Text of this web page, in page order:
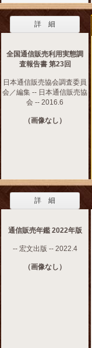
詳 細
全国通信販売利用実態調
査報告書 第23回
日本通信販売協会調査委員
会／編集 -- 日本通信販売協
会 -- 2016.6
（画像なし）
詳 細
通信販売年鑑 2022年版
-- 宏文出版 -- 2022.4
（画像なし）